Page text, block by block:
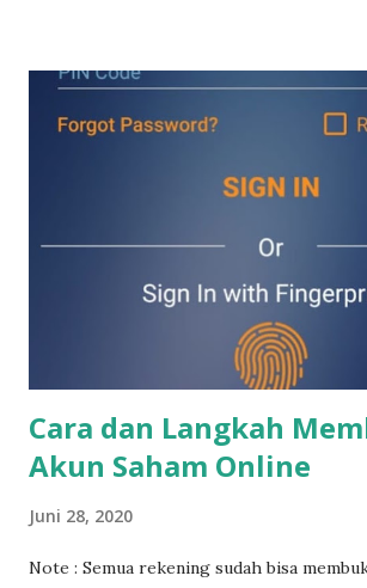
baru. Apa yang harus kita lakukan sebelum
IPO? Tentu saja kita sudah harus memiliki
saham (termasuk saham2 IPO) ,
utang perusahaan). Bagi kamu yang mau
pertama sekali maupun jika mau buka
diversifikasi portfolio, kamu bisa klik
bawah ini. Jika ada yang kurang jelas, kamu
Cara dan Langkah
Akun Saham Online
Juni 28, 2020
Note : Semua rekening sudah bisa